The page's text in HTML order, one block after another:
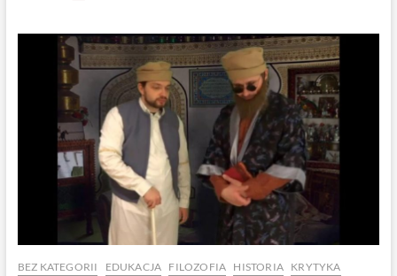
BEZ KATEGORII EDUKACJA FILOZOFIA HISTORIA KRYTYKA